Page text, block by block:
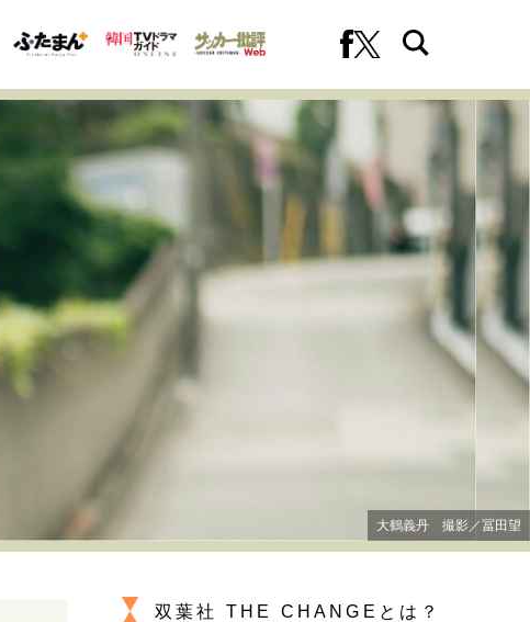
未知への挑戦
トップが描く未来
大鶴義丹 撮影／冨田望
双葉社 THE CHANGEとは？